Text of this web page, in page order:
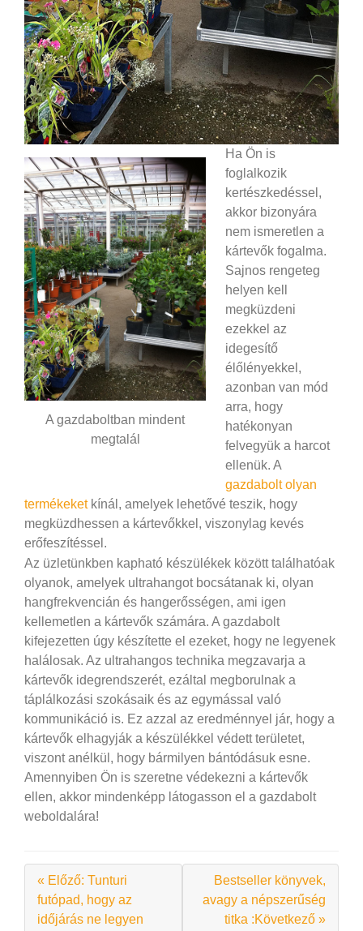
A gazdaboltban mindent
megtalál
Ha Ön is
foglalkozik
kertészkedéssel,
akkor bizonyára
nem ismeretlen a
kártevők fogalma.
Sajnos rengeteg
helyen kell
megküzdeni
ezekkel az
idegesítő
élőlényekkel,
azonban van mód
arra, hogy
hatékonyan
felvegyük a harcot
ellenük. A
gazdabolt olyan
termékeketkínál, amelyek lehetővé teszik, hogy
megküzdhessen a kártevőkkel, viszonylag kevés
erőfeszítéssel.
Az üzletünkben kapható készülékek között találhatóak
olyanok, amelyek ultrahangot bocsátanak ki, olyan
hangfrekvencián és hangerősségen, ami igen
kellemetlen a kártevők számára. A gazdabolt
kifejezetten úgy készítette el ezeket, hogy ne legyenek
halálosak. Az ultrahangos technika megzavarja a
kártevők idegrendszerét, ezáltal megborulnak a
táplálkozási szokásaik és az egymással való
kommunikáció is. Ez azzal az eredménnyel jár, hogy a
kártevők elhagyják a készülékkel védett területet,
viszont anélkül, hogy bármilyen bántódásuk esne.
Amennyiben Ön is szeretne védekezni a kártevők
ellen, akkor mindenképp látogasson el a gazdabolt
weboldalára!
« Előző: Tunturi
futópad, hogy az
időjárás ne legyen
Bestseller könyvek,
avagy a népszerűség
titka :Következő »